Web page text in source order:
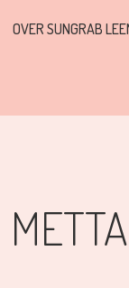
OVER SUNGRAB
METTA